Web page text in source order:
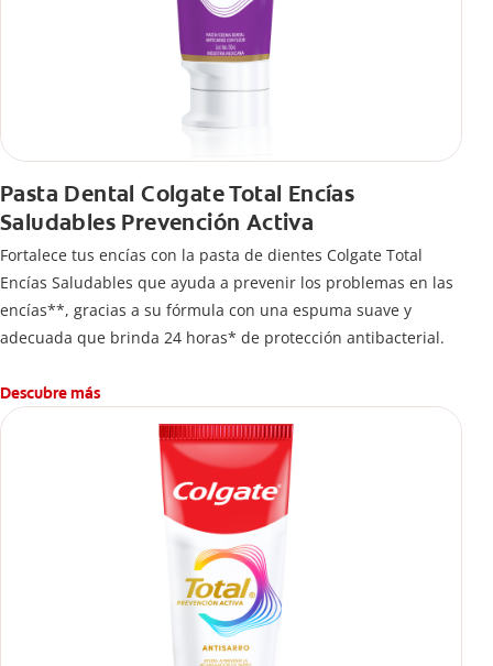
Pasta Dental Colgate Total Encías
Saludables Prevención Activa
Fortalece tus encías con la pasta de dientes Colgate Total
Encías Saludables que ayuda a prevenir los problemas en las
encías**, gracias a su fórmula con una espuma suave y
adecuada que brinda 24 horas* de protección antibacterial.
Descubre más